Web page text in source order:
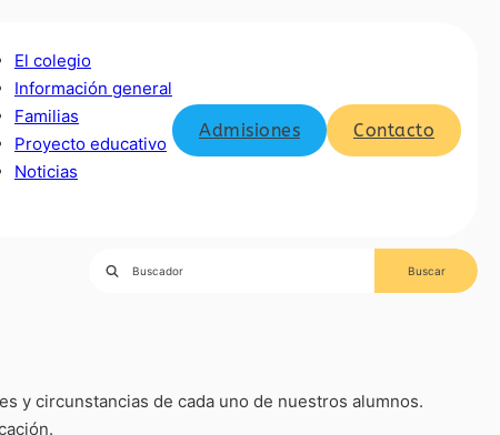
El colegio
Información general
Familias
Proyecto educativo
Noticias
Admisiones Contacto
y circunstancias de cada uno de nuestros alumnos.